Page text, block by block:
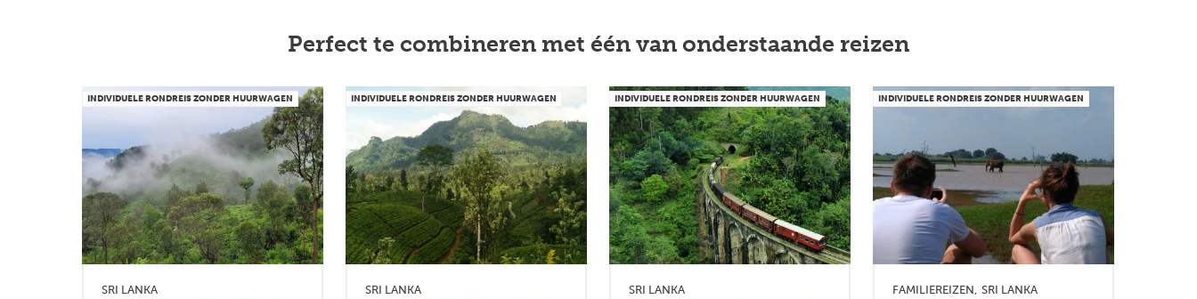
Perfect te combineren met één van onderstaande reizen
INDIVIDUELE RONDREIS ZONDER HUURWAGEN
SRI LANKA
INDIVIDUELE RONDREIS ZONDER HUURWAGEN
SRI LANKA
INDIVIDUELE RONDREIS ZONDER HUURWAGEN
SRI LANKA
INDIVIDUELE RONDREIS ZONDER HUURWAGEN
FAMILIEREIZEN SRI LANKA